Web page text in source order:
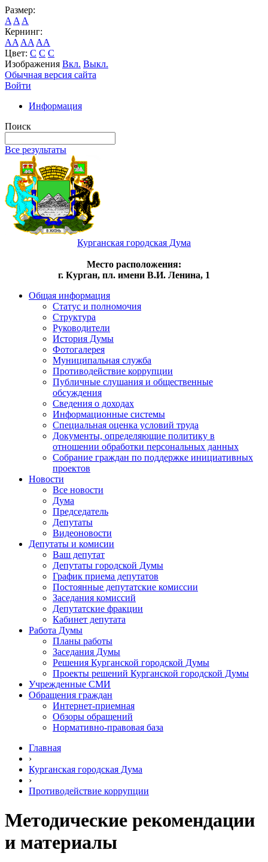
Размер:
A A A
Кернинг:
AA AA AA
Цвет: C C C
Изображения Вкл. Выкл.
Обычная версия сайта
Войти
Информация
Поиск
Все результаты
Курганская городская Дума
Место расположения:
г. Курган, пл. имени В.И. Ленина, 1
Общая информация
Статус и полномочия
Структура
Руководители
История Думы
Фотогалерея
Муниципальная служба
Противодействие коррупции
Публичные слушания и общественные
обсуждения
Сведения о доходах
Информационные системы
Специальная оценка условий труда
Документы, определяющие политику в
отношении обработки персональных данных
Собрание граждан по поддержке инициативных
проектов
Новости
Все новости
Дума
Председатель
Депутаты
Видеоновости
Депутаты и комисии
Ваш депутат
Депутаты городской Думы
График приема депутатов
Постоянные депутатские комиссии
Заседания комиссий
Депутатские фракции
Кабинет депутата
Работа Думы
Планы работы
Заседания Думы
Решения Курганской городской Думы
Проекты решений Курганской городской Думы
Учрежденные СМИ
Обращения граждан
Интернет-приемная
Обзоры обращений
Нормативно-правовая база
Главная
›
Курганская городская Дума
›
Противодействие коррупции
Методические рекомендации
и материалы